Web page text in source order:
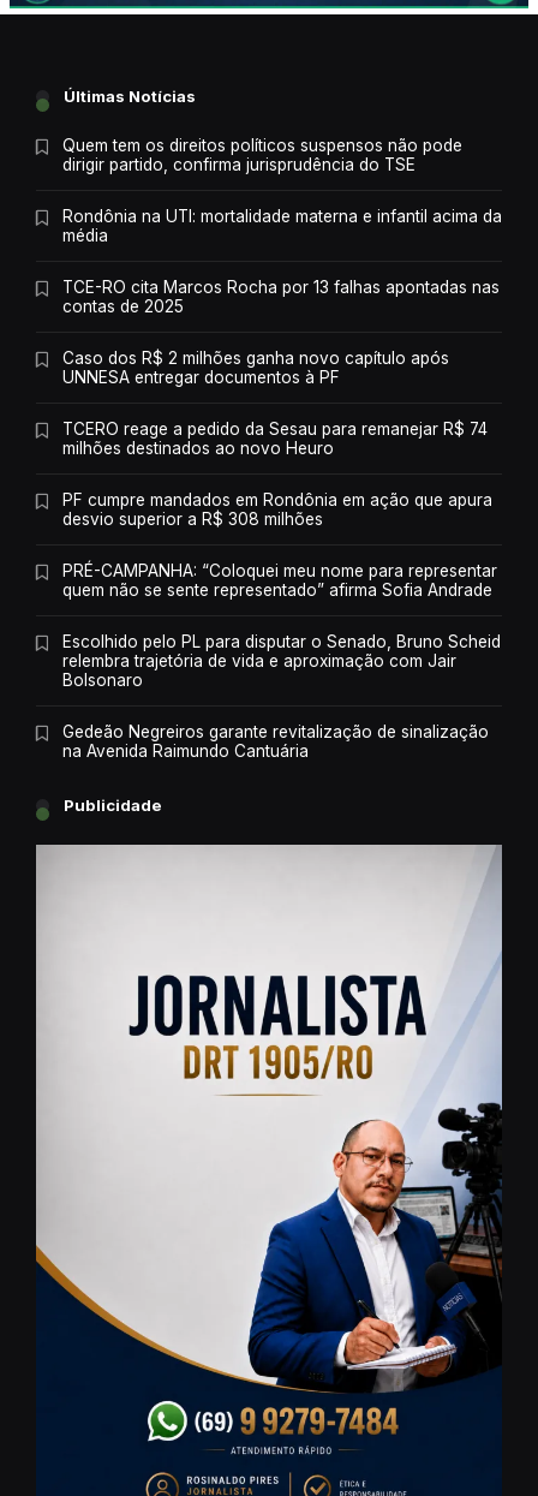
Últimas Notícias
Quem tem os direitos políticos suspensos não pode
dirigir partido, confirma jurisprudência do TSE
Rondônia na UTI: mortalidade materna e infantil acima da
média
TCE-RO cita Marcos Rocha por 13 falhas apontadas nas
contas de 2025
Caso dos R$ 2 milhões ganha novo capítulo após
UNNESA entregar documentos à PF
TCERO reage a pedido da Sesau para remanejar R$ 74
milhões destinados ao novo Heuro
PF cumpre mandados em Rondônia em ação que apura
desvio superior a R$ 308 milhões
PRÉ-CAMPANHA: “Coloquei meu nome para representar
quem não se sente representado” afirma Sofia Andrade
Escolhido pelo PL para disputar o Senado, Bruno Scheid
relembra trajetória de vida e aproximação com Jair
Bolsonaro
Gedeão Negreiros garante revitalização de sinalização
na Avenida Raimundo Cantuária
Publicidade